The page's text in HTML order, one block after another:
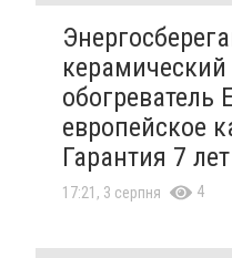
керамический
обогреватель
европейское
Гарантия 7 лет
17:21, 3 серпня 4